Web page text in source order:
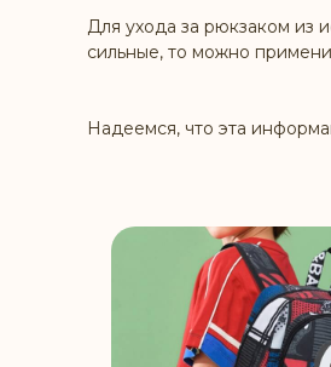
Для ухода за рюкзаком из
сильные, то можно
Надеемся, что эта